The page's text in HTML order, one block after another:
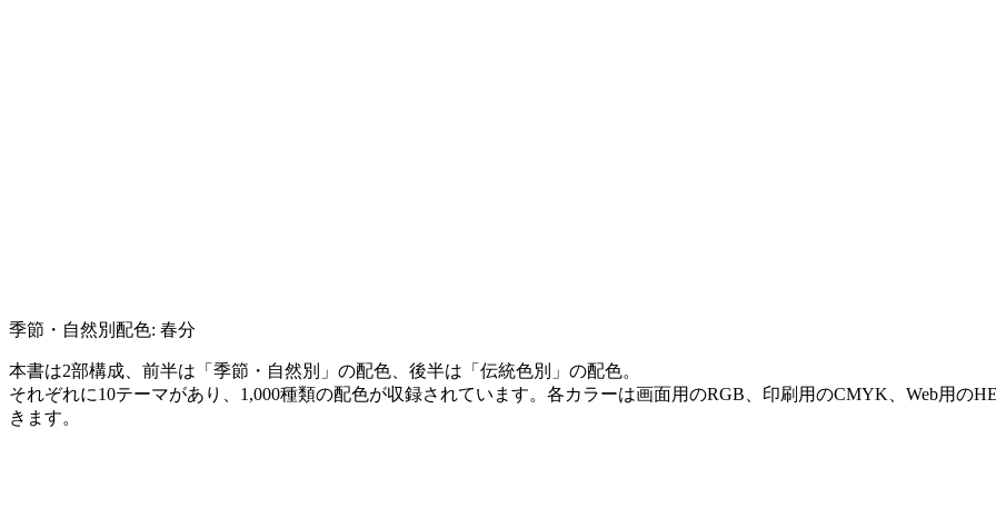
季節・自然別配色: 春分
本書は2部構成、前半は「季節・自然別」の配色、後半は「伝統色別」の配色。
それぞれに10テーマがあり、1,000種類の配色が収録されています。各カラーは画面用のRGB、印刷用のCMYK、Web用の
きます。